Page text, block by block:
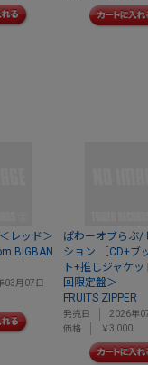
レッド＞
BIGBAN
03月07日
ぱわーオブらぶ/
ション ［CD+ブ
ト+推しジャケ
回限定盤＞
FRUITS ZIPPER
発売日
2026年
価格
￥3,000